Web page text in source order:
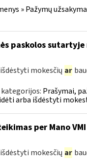
» Pažymų
paskolos
mokesčių ar
Prašymai,
arba išdėstyti
per Mano VMI
mokesčių ar